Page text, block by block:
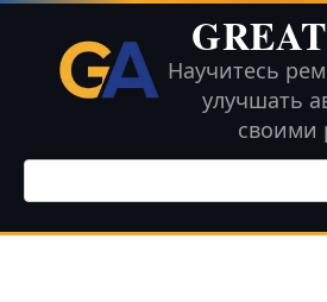
Перейти
контенту
Научитесь
улучшать
своими
Поиск: